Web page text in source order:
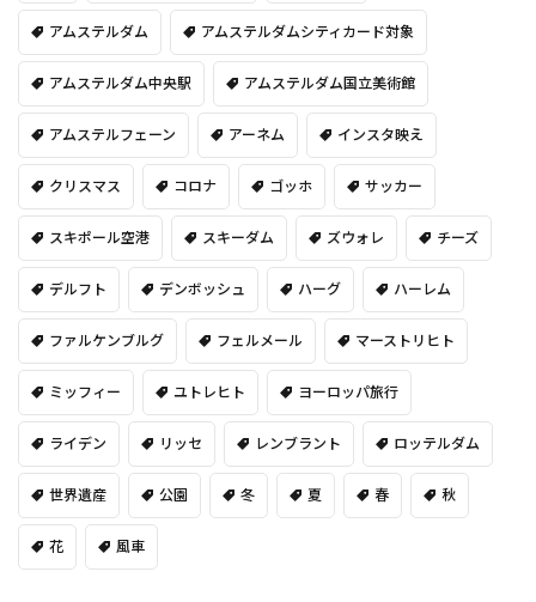
アムステルダム アムステルダムシティカード対象
アムステルダム中央駅 アムステルダム国立美術館
アムステルフェーン アーネム インスタ映え
クリスマス コロナ ゴッホ サッカー
スキポール空港 スキーダム ズウォレ チーズ
デルフト デンボッシュ ハーグ ハーレム
ファルケンブルグ フェルメール マーストリヒト
ミッフィー ユトレヒト ヨーロッパ旅行
ライデン リッセ レンブラント ロッテルダム
世界遺産 公園 冬 夏 春 秋
花 風車